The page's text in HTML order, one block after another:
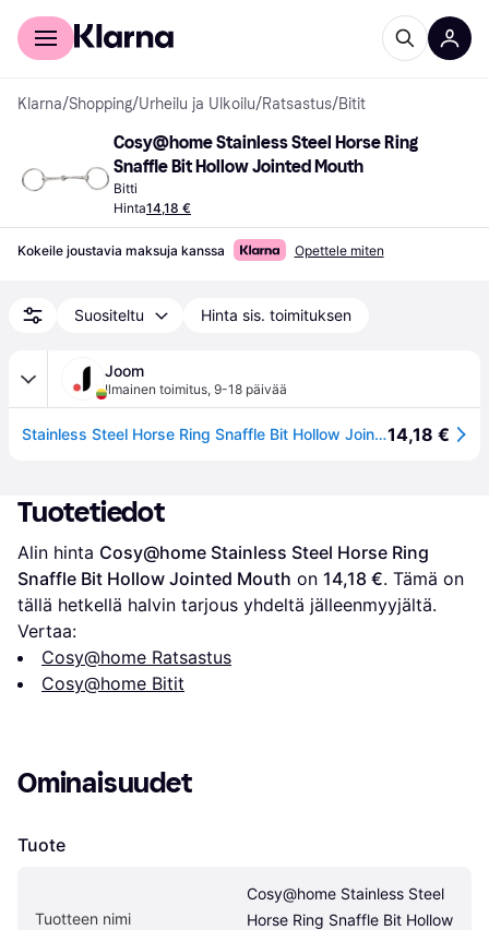
Kuluttajille
Klarna/Shopping/Urheilu ja Ulkoilu/Ratsastus/Bitit
Cosy@home Stainless Steel Horse Ring
Snaffle Bit Hollow Jointed Mouth
Bitti
Hinta14,18 €
Kokeile joustavia maksuja kanssa Opettele miten
Suositeltu Hinta sis. toimituksen
Joom
Ilmainen toimitus, 9-18 päivää
Stainless Steel Horse Ring Snaffle Bit Hollow Jointed Mouth for Equestrian Supplies14,18 €
Tuotetiedot
Alin hinta Cosy@home Stainless Steel Horse Ring
Snaffle Bit Hollow Jointed Mouth on 14,18 €. Tämä on
tällä hetkellä halvin tarjous yhdeltä jälleenmyyjältä.
Vertaa:
Cosy@home Ratsastus
Cosy@home Bitit
Ominaisuudet
Tuote
Tuotteen nimi
Cosy@home Stainless Steel
Horse Ring Snaffle Bit Hollow